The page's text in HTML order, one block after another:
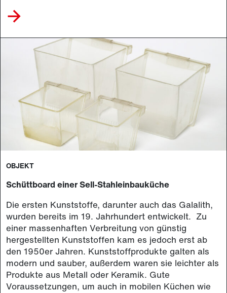
OBJEKT
Schüttboard einer Sell-Stahleinbauküche
Die ersten Kunststoffe, darunter auch das Galalith,
wurden bereits im 19. Jahrhundert entwickelt. Zu
einer massenhaften Verbreitung von günstig
hergestellten Kunststoffen kam es jedoch erst ab
den 1950er Jahren. Kunststoffprodukte galten als
modern und sauber, außerdem waren sie leichter als
Produkte aus Metall oder Keramik. Gute
Voraussetzungen, um auch in mobilen Küchen wie